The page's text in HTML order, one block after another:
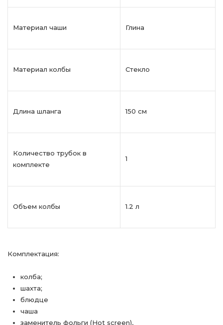
Материал чаши Глина
Материал колбы Стекло
Длина шланга 150 см
Количество трубок в
комплекте
1
Объем колбы 1.2 л
Комплектация:
колба;
шахта;
блюдце
чаша
заменитель фольги (Hot screen),